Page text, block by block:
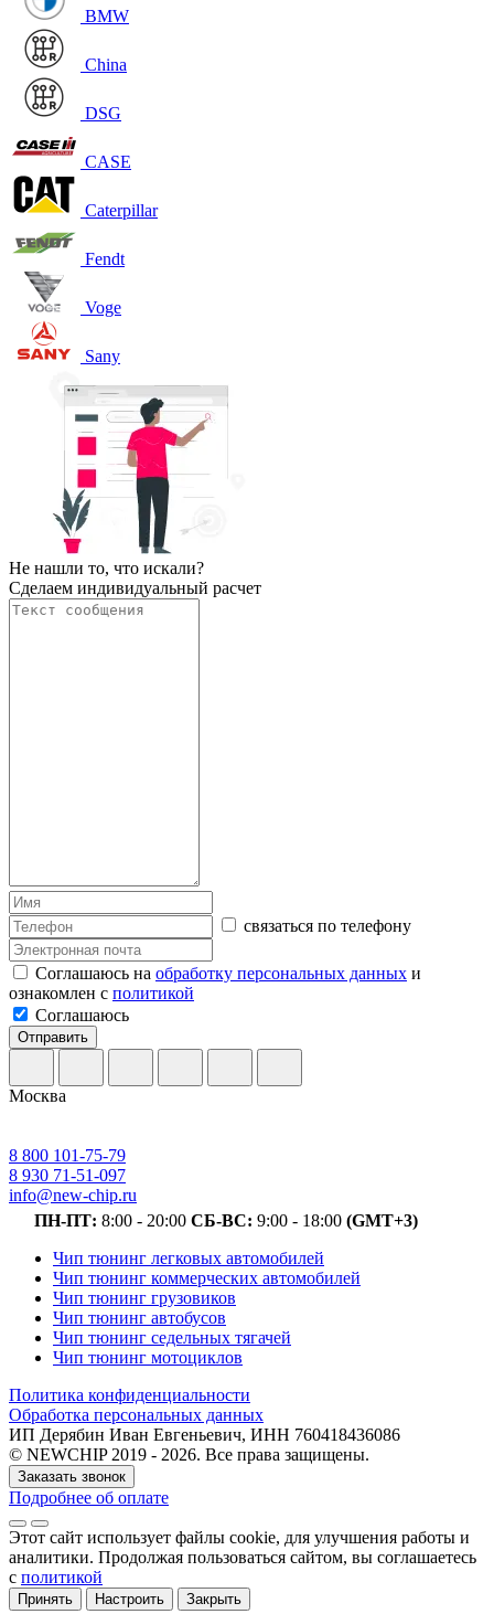
BMW
China
DSG
CASE
Caterpillar
Fendt
Voge
Sany
Не нашли то, что искали?
Сделаем индивидуальный расчет
связаться по телефону
Соглашаюсь на обработку персональных данных и
ознакомлен с политикой
Соглашаюсь
Отправить
Москва
8 800 101-75-79
8 930 71-51-097
info@new-chip.ru
ПН-ПТ: 8:00 - 20:00 СБ-ВС: 9:00 - 18:00 (GMT+3)
Чип тюнинг легковых автомобилей
Чип тюнинг коммерческих автомобилей
Чип тюнинг грузовиков
Чип тюнинг автобусов
Чип тюнинг седельных тягачей
Чип тюнинг мотоциклов
Политика конфиденциальности
Обработка персональных данных
ИП Дерябин Иван Евгеньевич, ИНН 760418436086
© NEWCHIP 2019 - 2026. Все права защищены.
Заказать звонок
Подробнее об оплате
Этот сайт использует файлы cookie, для улучшения работы и
аналитики. Продолжая пользоваться сайтом, вы соглашаетесь
с политикой
Принять Настроить Закрыть